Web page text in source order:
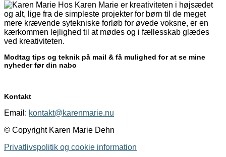
Hos Karen Marie er kreativiteten i højsædet
og alt, lige fra de simpleste projekter for børn til de meget
mere krævende sytekniske forløb for øvede voksne, er en
kærkommen lejlighed til at mødes og i fællesskab glædes
ved kreativiteten.
Modtag tips og teknik på mail & få mulighed for at se mine
nyheder før din nabo
Kontakt
Email: kontakt@karenmarie.nu
© Copyright Karen Marie Dehn
Privatlivspolitik og cookie information